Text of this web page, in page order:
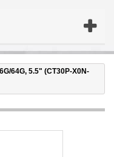
64G, 5.5" (CT30P-X0N-